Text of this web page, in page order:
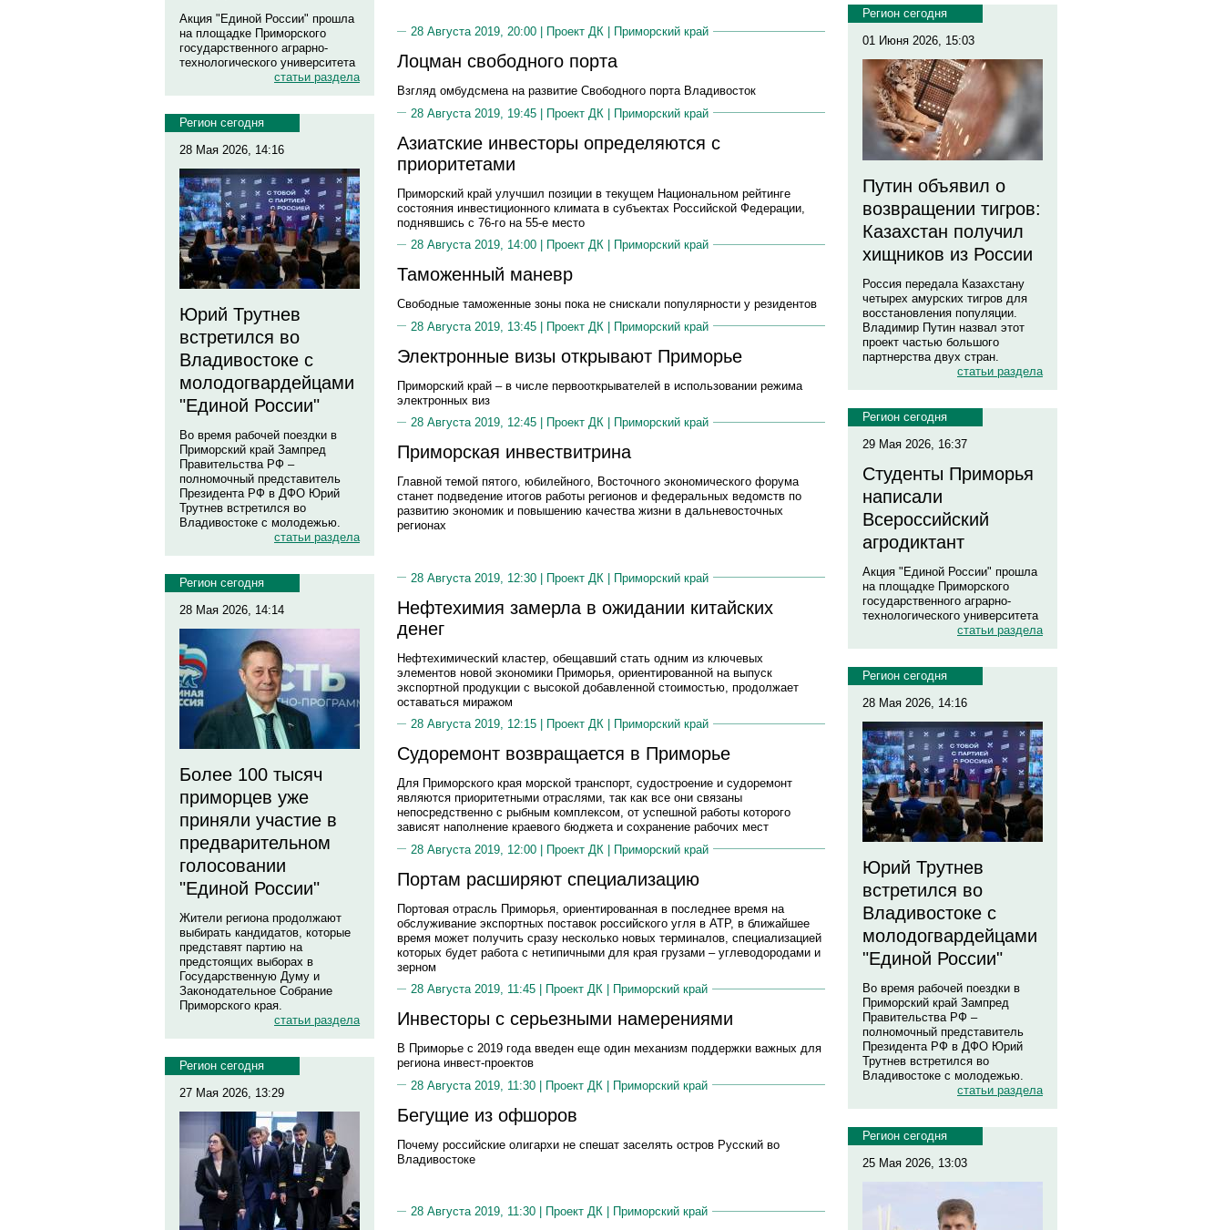
Акция "Единой России" прошла
на площадке Приморского
государственного аграрно-
технологического университета
статьи раздела
Регион сегодня
28 Мая 2026, 14:16
Юрий Трутнев
встретился во
Владивостоке с
молодогвардейцами
"Единой России"
Во время рабочей поездки в
Приморский край Зампред
Правительства РФ –
полномочный представитель
Президента РФ в ДФО Юрий
Трутнев встретился во
Владивостоке с молодежью.
статьи раздела
Регион сегодня
28 Мая 2026, 14:14
Более 100 тысяч
приморцев уже
приняли участие в
предварительном
голосовании
"Единой России"
Жители региона продолжают
выбирать кандидатов, которые
представят партию на
предстоящих выборах в
Государственную Думу и
Законодательное Собрание
Приморского края.
статьи раздела
Регион сегодня
27 Мая 2026, 13:29
28 Августа 2019, 20:00 | Проект ДК Приморский край
Лоцман свободного порта
Взгляд омбудсмена на развитие Свободного порта Владивосток
28 Августа 2019, 19:45 | Проект ДК | Приморский край
Азиатские инвесторы определяются с
приоритетами
Приморский край улучшил позиции в текущем Национальном рейтинге
состояния инвестиционного климата в субъектах Российской Федерации,
поднявшись с 76-го на 55-е место
28 Августа 2019, 14:00 |
Проект ДК Приморский край
Таможенный маневр
Свободные таможенные зоны пока не снискали популярности у резидентов
28 Августа 2019, 13:45 | Проект ДК | Приморский край
Электронные визы открывают Приморье
Приморский край – в числе первооткрывателей в использовании режима
электронных виз
28 Августа 2019, 12:45 |
Проект ДК Приморский край
Приморская инвествитрина
Главной темой пятого, юбилейного, Восточного экономического форума
станет подведение итогов работы регионов и федеральных ведомств по
развитию экономик и повышению качества жизни в дальневосточных
регионах
28 Августа 2019, 12:30 | Проект ДК | Приморский край
Нефтехимия замерла в ожидании китайских
денег
Нефтехимический кластер, обещавший стать одним из ключевых
элементов новой экономики Приморья, ориентированной на выпуск
экспортной продукции с высокой добавленной стоимостью, продолжает
оставаться миражом
28 Августа 2019, 12:15 |
Проект ДК Приморский край
Судоремонт возвращается в Приморье
Для Приморского края морской транспорт, судостроение и судоремонт
являются приоритетными отраслями, так как все они связаны
непосредственно с рыбным комплексом, от успешной работы которого
зависят наполнение краевого бюджета и сохранение рабочих мест
28 Августа 2019, 12:00 | Проект ДК | Приморский край
Портам расширяют специализацию
Портовая отрасль Приморья, ориентированная в последнее время на
обслуживание экспортных поставок российского угля в АТР, в ближайшее
время может получить сразу несколько новых терминалов, специализацией
которых будет работа с нетипичными для края грузами – углеводородами и
зерном
28 Августа 2019, 11:45 |
Проект ДК Приморский край
Инвесторы с серьезными намерениями
В Приморье с 2019 года введен еще один механизм поддержки важных для
региона инвест-проектов
28 Августа 2019, 11:30 | Проект ДК | Приморский край
Бегущие из офшоров
Почему российские олигархи не спешат заселять остров Русский во
Владивостоке
28 Августа 2019, 11:30 | Проект ДК Приморский край
Регион сегодня
01 Июня 2026, 15:03
Путин объявил о
возвращении тигров:
Казахстан получил
хищников из России
Россия передала Казахстану
четырех амурских тигров для
восстановления популяции.
Владимир Путин назвал этот
проект частью большого
партнерства двух стран.
статьи раздела
Регион сегодня
29 Мая 2026, 16:37
Студенты Приморья
написали
Всероссийский
агродиктант
Акция "Единой России" прошла
на площадке Приморского
государственного аграрно-
технологического университета
статьи раздела
Регион сегодня
28 Мая 2026, 14:16
Юрий Трутнев
встретился во
Владивостоке с
молодогвардейцами
"Единой России"
Во время рабочей поездки в
Приморский край Зампред
Правительства РФ –
полномочный представитель
Президента РФ в ДФО Юрий
Трутнев встретился во
Владивостоке с молодежью.
статьи раздела
Регион сегодня
25 Мая 2026, 13:03